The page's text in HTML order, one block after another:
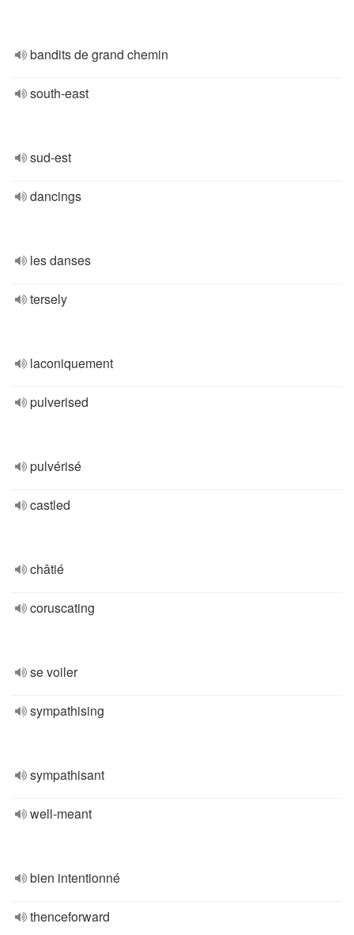
bandits de grand chemin
south-east
sud-est
dancings
les danses
tersely
laconiquement
pulverised
pulvérisé
castled
châtié
coruscating
se voiler
sympathising
sympathisant
well-meant
bien intentionné
thenceforward